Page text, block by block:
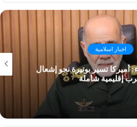
اخبار اسلامية
أميركا تسير بوتيرة نحو إشعال
إقليمية شاملة